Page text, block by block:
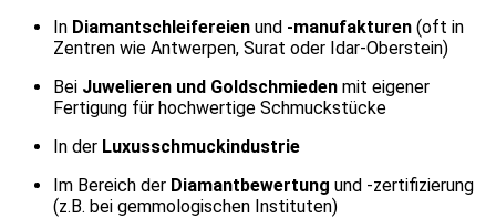
In Diamantschleifereien und -manufakturen (oft in
Zentren wie Antwerpen, Surat oder Idar-Oberstein)
Bei Juwelieren und Goldschmieden mit eigener
Fertigung für hochwertige Schmuckstücke
In der Luxusschmuckindustrie
Im Bereich der Diamantbewertung und -zertifizierung
(z.B. bei gemmologischen Instituten)